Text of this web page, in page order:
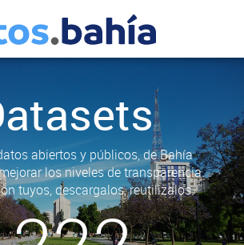
abiertos y públicos, de Bahía
los niveles de transparencia.
tuyos, descargalos, reutilizalos.